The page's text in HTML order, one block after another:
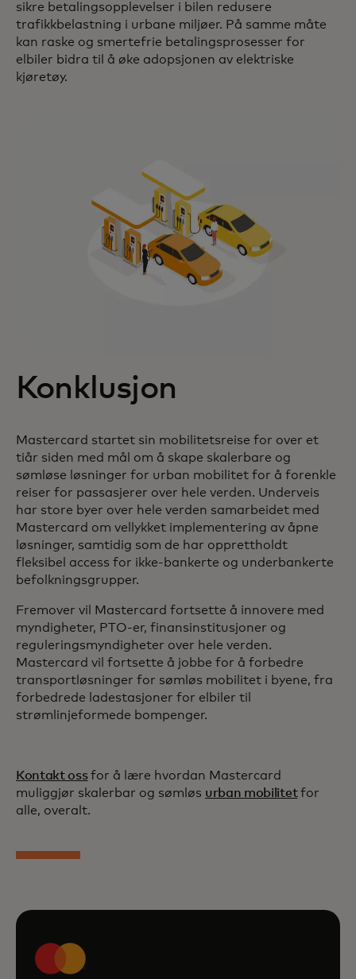
sikre betalingsopplevelser i bilen redusere
trafikkbelastning i urbane miljøer. På samme måte
kan raske og smertefrie betalingsprosesser for
elbiler bidra til å øke adopsjonen av elektriske
kjøretøy.
Konklusjon
Mastercard startet sin mobilitetsreise for over et
tiår siden med mål om å skape skalerbare og
sømløse løsninger for urban mobilitet for å forenkle
reiser for passasjerer over hele verden. Underveis
har store byer over hele verden samarbeidet med
Mastercard om vellykket implementering av åpne
løsninger, samtidig som de har opprettholdt
fleksibel access for ikke-bankerte og underbankerte
befolkningsgrupper.
Fremover vil Mastercard fortsette å innovere med
myndigheter, PTO-er, finansinstitusjoner og
reguleringsmyndigheter over hele verden.
Mastercard vil fortsette å jobbe for å forbedre
transportløsninger for sømløs mobilitet i byene, fra
forbedrede ladestasjoner for elbiler til
strømlinjeformede bompenger.
Kontakt ossfor å lære hvordan Mastercard
muliggjør skalerbar og sømløs urban mobilitetfor
alle, overalt.